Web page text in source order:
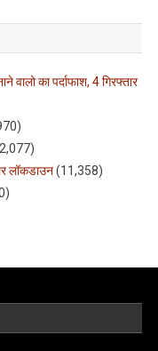
वालो का पर्दाफाश, 4 गिरफ्तार
लॉकडाउन(11,358)